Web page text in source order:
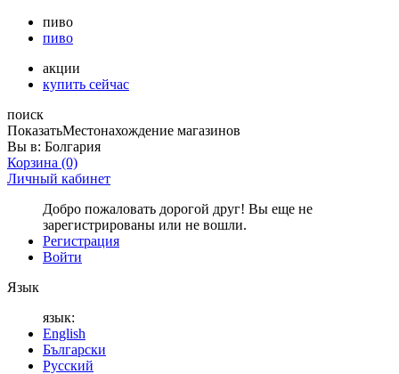
пиво
пиво
акции
купить сейчас
поиск
ПоказатьМестонахождение магазинов
Вы в: Болгария
Корзина (0)
Личный кабинет
Добро пожаловать дорогой друг! Вы еще не
зарегистрированы или не вошли.
Регистрация
Войти
Язык
язык:
English
Български
Русский